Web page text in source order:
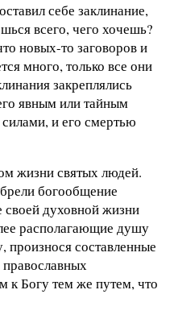
себе заклинание,
всего, чего хочешь?
новых-то заговоров и
много, только все они
закреплялись
явным или тайным
и его смертью
жизни святых людей.
богообщение
своей духовной жизни
располагающие душу
составленные
к Богу тем же путем, что